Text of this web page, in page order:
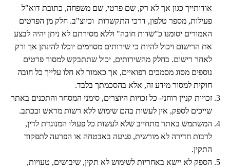
אודותייך כגון אך לא רק, שם פרטי, שם משפחה, כתובת דוא"ל
פעילות, מספר טלפון, דרכי התקשרות וכיוצ"ב. חלק מן הפרטים
האמורים יסומנו כ"שדות חובה" וללא מסירתם לא ניתן יהיה לבצע
את הרישום ויכול להיות כי שירותים מסוימים יוכלו להינתן אך ורק
לאחר רישום. בחלק מהשירותים, יכול שתתבקש למסור פרטים
נוספים מסוג מסמכים רפואיים, אך כאמור לא חלו עלייך כל חובה
חוקית למסור מידע זה, אלא בהסכמתך בלבד.
זכויות קניין רוחני- כל זכויות היוצרים, סימני המסחר והתכנים באתר
שייכים לספק, אין לעשות בהם שימוש ללא רשות מראש ובכתב.
המשתמש באתר מתחייב שלא לעשות כל פעולו המנוגדת לדין,
לרבות חדירה לא מורשית, פגיעה באבטחה או הפרעה לתפקוד
התקין.
הספק לא יישא באחריות לשימוש לא תקין, שיבושים, טעויות,